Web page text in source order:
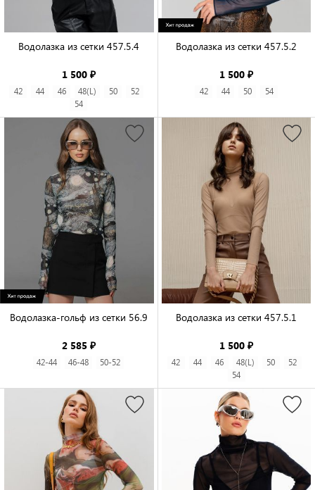
Водолазка из сетки 457.5.4
1 500 ₽
42 44 46 48(L) 50
52
54
Водолазка из сетки 457.5.2
1 500 ₽
42 44 50 54
Водолазка-гольф из сетки 56.9
2 585 ₽
42-44 46-48 50-52
Водолазка из сетки 457.5.1
1 500 ₽
42 44 46 48(L) 50
52
54